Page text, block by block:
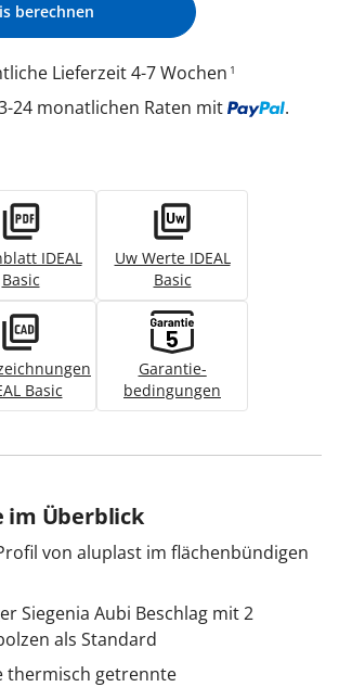
berechnen
Lieferzeit 4-7 Wochen 1
24 monatlichen Raten mit .
IDEAL
Basic
Uw Werte IDEAL
Basic
Basic
Garantie­
bedingungen
im Überblick
von aluplast im flächenbündigen
Siegenia Aubi Beschlag mit 2
als Standard
thermisch getrennte